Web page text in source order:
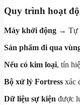
Quy trình hoạt
Máy khởi động → Tự
Sản phẩm đi qua
Nếu có kim loại, tín
Bộ xử lý Fortress xác
Dữ liệu sự kiện được